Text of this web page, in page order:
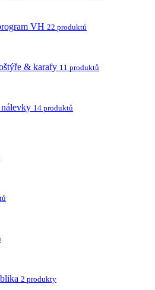
VH 22 produktů
& karafy 11 produktů
14 produktů
2 produkty